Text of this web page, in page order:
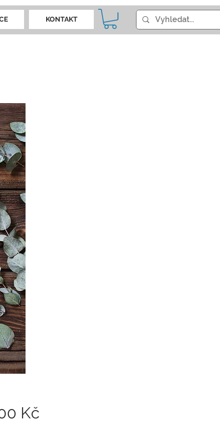
KONTAKT
KčCena